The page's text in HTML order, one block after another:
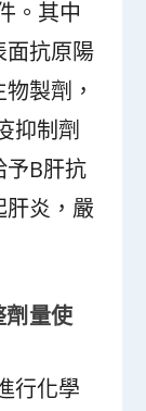
。其中
面抗原陽
製劑，
抑制劑
予B肝抗
肝炎，嚴
劑量使
行化學